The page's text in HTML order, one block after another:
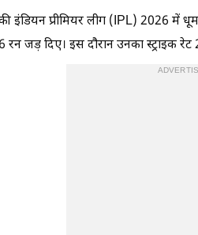
इंडियन प्रीमियर लीग (IPL) 2026 में
जड़ दिए। इस दौरान उनका स्ट्राइक रेट